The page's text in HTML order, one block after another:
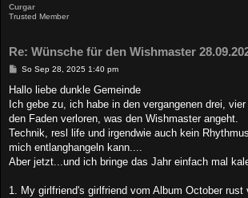
Curgar
Trusted Member
Re: Wünsche für den Wishmaster
B
i
r
a
So Sep 28, 2025 1:40 pm
Hallo liebe dunkle Gemeinde
Ich gebe zu, ich habe in den vergangenen drei,
den Faden verloren, was den Wishmaster angeht.
Technik, resl life und irgendwie auch kein
mich entlanghangeln kann....
Aber jetzt...und ich bringe das Jahr einfach mal
1. My girlfriend's girlfriend vom Album October rust